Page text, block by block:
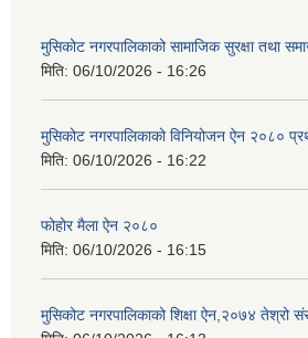
मुसिकोट नगरपालिकाको सामाजिक सुरक्षा तथा
मिति: 06/10/2026 - 16:26
मुसिकोट नगरपालिकाको विनियोजन ऐन २०८०
मिति: 06/10/2026 - 16:22
फोहोर मैला ऐन २०८०
मिति: 06/10/2026 - 16:15
मुसिकोट नगरपालिकाको शिक्षा ऐन,२०७४ तेश्रो